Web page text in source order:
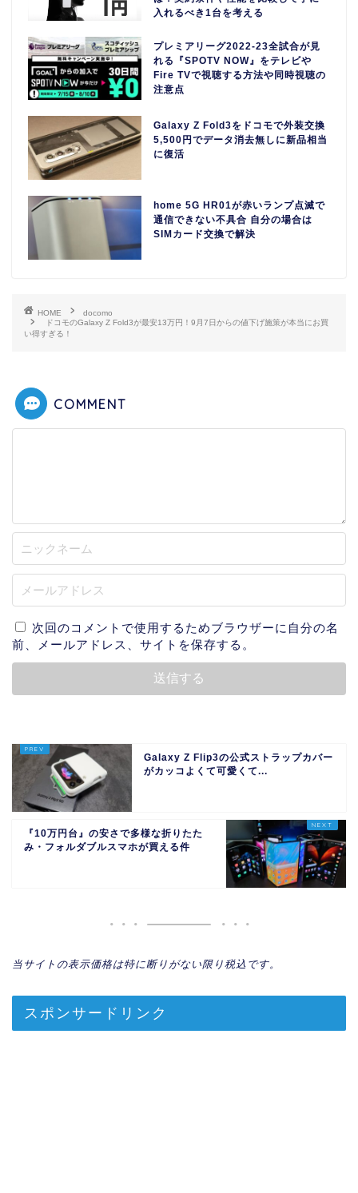
入れるべき1台を考える
プレミアリーグ2022-23全試合が見
れる『SPOTV NOW』をテレビや
Fire TVで視聴する方法や同時視聴の
注意点
Galaxy Z Fold3をドコモで外装交換
5,500円でデータ消去無しに新品相当
に復活
home 5G HR01が赤いランプ点滅で
通信できない不具合 自分の場合は
SIMカード交換で解決
HOME
docomo
ドコモのGalaxy Z Fold3が最安13万円！9月7日からの値下げ施策が本当にお買
い得すぎる！
COMMENT
次回のコメントで使用するためブラウザーに自分の名
前、メールアドレス、サイトを保存する。
Galaxy Z Flip3の公式ストラップカバー
がカッコよくて可愛くて...
『10万円台』の安さで多様な折りたた
み・フォルダブルスマホが買える件
当サイトの表示価格は特に断りがない限り税込です。
スポンサードリンク